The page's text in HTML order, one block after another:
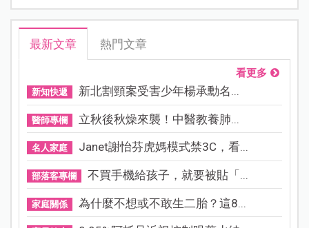
最新文章 熱門文章
看更多
新知快遞 新北割頸案受害少年楊承勳名...
醫師專欄 立秋後秋燥來襲！中醫教養肺...
名人家庭 Janet謝怡芬虎媽模式禁3C，看...
部落客專欄 不買手機給孩子，就要被貼「...
家庭關係 為什麼不想或不敢生二胎？這8...